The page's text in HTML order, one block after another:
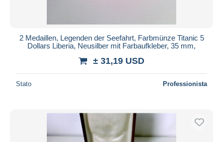
2 Medaillen, Legenden der Seefahrt, Farbmünze Titanic 5
Dollars Liberia, Neusilber mit Farbaufkleber, 35 mm,
± 31,19 USD
Stato Professionista